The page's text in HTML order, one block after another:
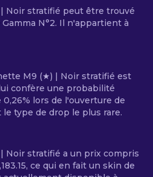
Noir stratifié peut être trouvé
N°2. Il n'appartient à
M9 (★) | Noir stratifié est
confère une probabilité
lors de l'ouverture de
le type de drop le plus rare.
Noir stratifié a un prix compris
ce qui en fait un skin de